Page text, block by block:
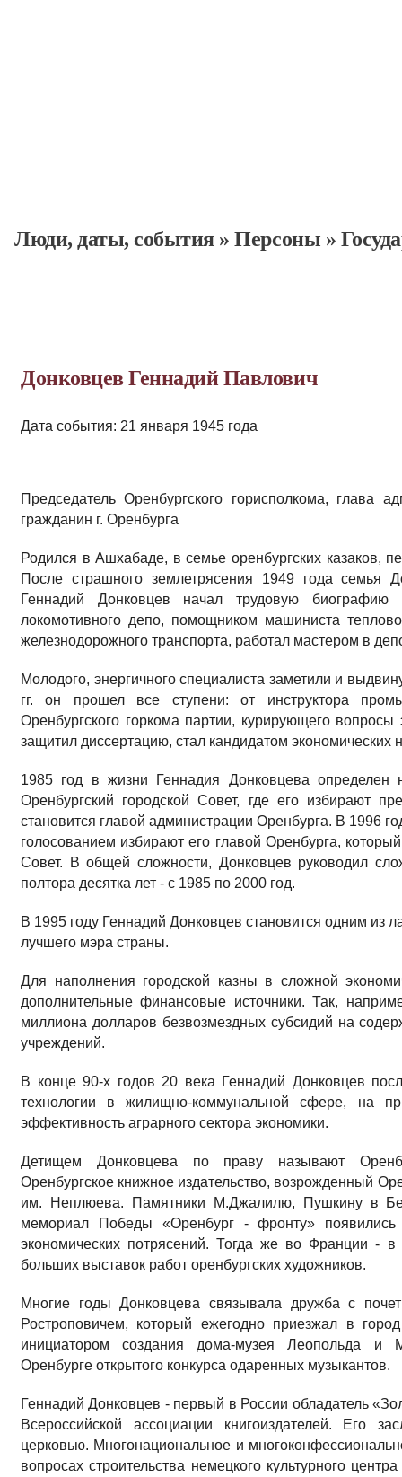
Люди, даты, cобытия»Персоны »
Донковцев Геннадий Павлович
Дата события: 21 января 1945 года
Председатель Оренбургского горисполкома, глава
гражданин г. Оренбурга
Родился в Ашхабаде, в семье оренбургских казаков,
После страшного землетрясения 1949 года семья
Геннадий Донковцев начал трудовую
локомотивного депо, помощником машиниста
железнодорожного транспорта, работал мастером в
Молодого, энергичного специалиста заметили и
гг. он прошел все ступени: от инструктора
Оренбургского горкома партии, курирующего
защитил диссертацию, стал кандидатом экономических
1985 год в жизни Геннадия Донковцева
Оренбургский городской Совет, где его избирают
становится главой администрации Оренбурга. В 1996
голосованием избирают его главой Оренбурга,
Совет. В общей сложности, Донковцев руководил
полтора десятка лет - с 1985 по 2000 год.
В 1995 году Геннадий Донковцев становится одним из
лучшего мэра страны.
Для наполнения городской казны в сложной
дополнительные финансовые источники. Так,
миллиона долларов безвозмездных субсидий на
учреждений.
В конце 90-х годов 20 века Геннадий Донковцев
технологии в жилищно-коммунальной сфере, на
эффективность аграрного сектора экономики.
Детищем Донковцева по праву называют
Оренбургское книжное издательство, возрожденный
им. Неплюева. Памятники М.Джалилю, Пушкину в
мемориал Победы «Оренбург - фронту»
экономических потрясений. Тогда же во Франции
больших выставок работ оренбургских художников.
Многие годы Донковцева связывала дружба с
Ростроповичем, который ежегодно приезжал в
инициатором создания дома-музея Леопольда и
Оренбурге открытого конкурса одаренных музыкантов.
Геннадий Донковцев - первый в России обладатель
Всероссийской ассоциации книгоиздателей. Его
церковью. Многонациональное и
вопросах строительства немецкого культурного